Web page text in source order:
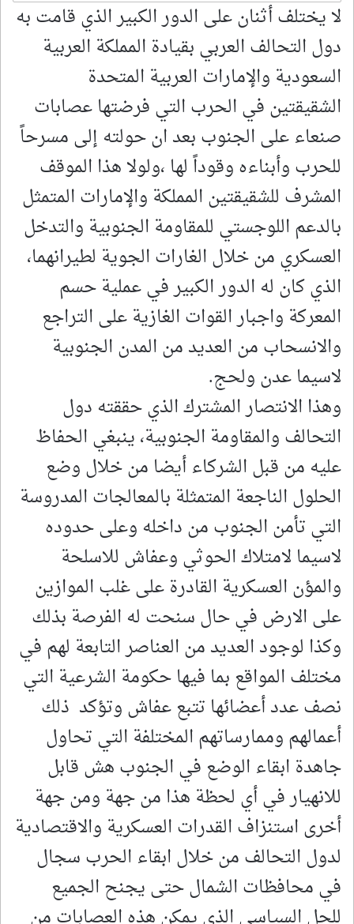
لا يختلف أثنان على الدور الكبير الذي قامت به
دول التحالف العربي بقيادة المملكة العربية
السعودية والإمارات العربية المتحدة
الشقيقتين في الحرب التي فرضتها عصابات
صنعاء على الجنوب بعد ان حولته إلى مسرحاً
للحرب وأبناءه وقوداً لها ،ولولا هذا الموقف
المشرف للشقيقتين المملكة والإمارات المتمثل
بالدعم اللوجستي للمقاومة الجنوبية والتدخل
العسكري من خلال الغارات الجوية لطيرانهما،
الذي كان له الدور الكبير في عملية حسم
المعركة واجبار القوات الغازية على التراجع
والانسحاب من العديد من المدن الجنوبية
لاسيما عدن ولحج.
وهذا الانتصار المشترك الذي حققته دول
التحالف والمقاومة الجنوبية، ينبغي الحفاظ
عليه من قبل الشركاء أيضا من خلال وضع
الحلول الناجعة المتمثلة بالمعالجات المدروسة
التي تأمن الجنوب من داخله وعلى حدوده
لاسيما لامتلاك الحوثي وعفاش للاسلحة
والمؤن العسكرية القادرة على غلب الموازين
على الارض في حال سنحت له الفرصة بذلك
وكذا لوجود العديد من العناصر التابعة لهم في
مختلف المواقع بما فيها حكومة الشرعية التي
نصف عدد أعضائها تتبع عفاش وتؤكد ذلك
أعمالهم وممارساتهم المختلفة التي تحاول
جاهدة ابقاء الوضع في الجنوب هش قابل
للانهيار في أي لحظة هذا من جهة ومن جهة
أخرى استنزاف القدرات العسكرية والاقتصادية
لدول التحالف من خلال ابقاء الحرب سجال
في محافظات الشمال حتى يجنح الجميع